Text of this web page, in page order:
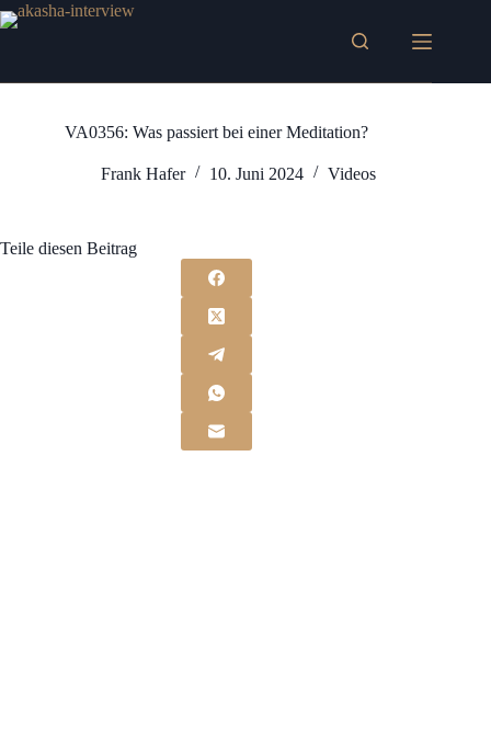
Zum
Inhalt
VA0356: Was passiert bei einer Meditation?
Frank Hafer 10. Juni 2024 Videos
Teile diesen Beitrag